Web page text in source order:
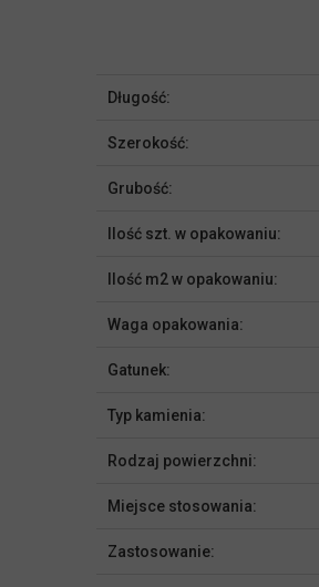
Długość:
Szerokość:
Grubość:
Ilość szt. w opakowaniu:
Ilość m2 w opakowaniu:
Waga opakowania:
Gatunek:
Typ kamienia:
Rodzaj powierzchni:
Miejsce stosowania:
Zastosowanie: